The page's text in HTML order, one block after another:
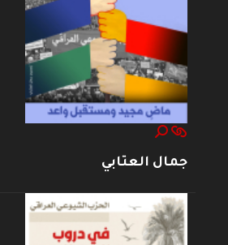
جمال العتابي